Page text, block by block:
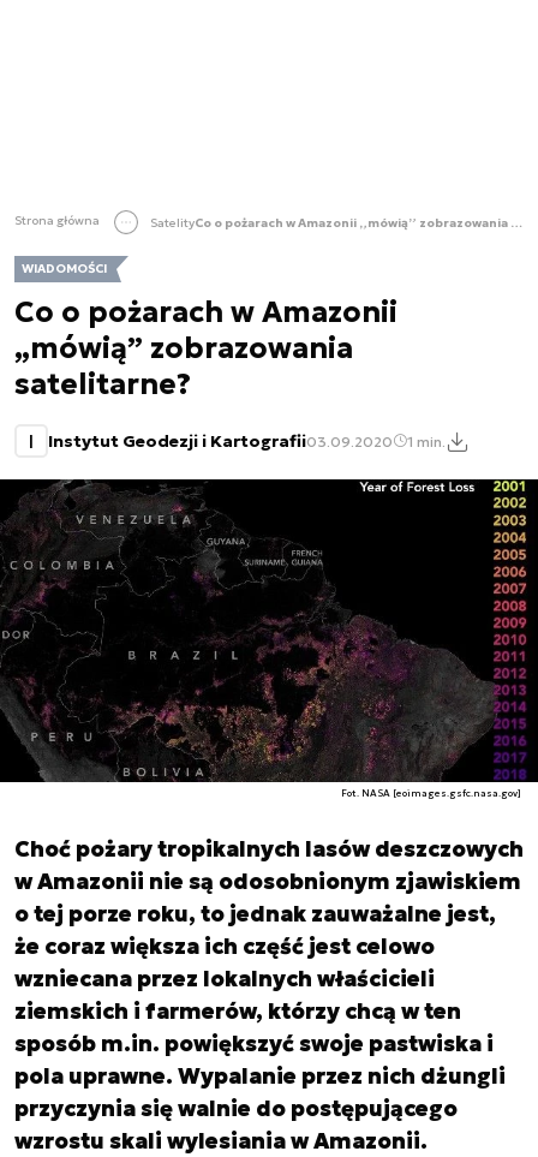
Strona główna Satelity Co o pożarach w Amazonii „mówią” zobrazowania satelitarne?
WIADOMOŚCI
Co o pożarach w Amazonii
„mówią” zobrazowania
satelitarne?
I Instytut Geodezji i Kartografii03.09.2020 1 min.
Fot. NASA [eoimages.gsfc.nasa.gov]
Choć pożary tropikalnych lasów deszczowych
w Amazonii nie są odosobnionym zjawiskiem
o tej porze roku, to jednak zauważalne jest,
że coraz większa ich część jest celowo
wzniecana przez lokalnych właścicieli
ziemskich i farmerów, którzy chcą w ten
sposób m.in. powiększyć swoje pastwiska i
pola uprawne. Wypalanie przez nich dżungli
przyczynia się walnie do postępującego
wzrostu skali wylesiania w Amazonii.